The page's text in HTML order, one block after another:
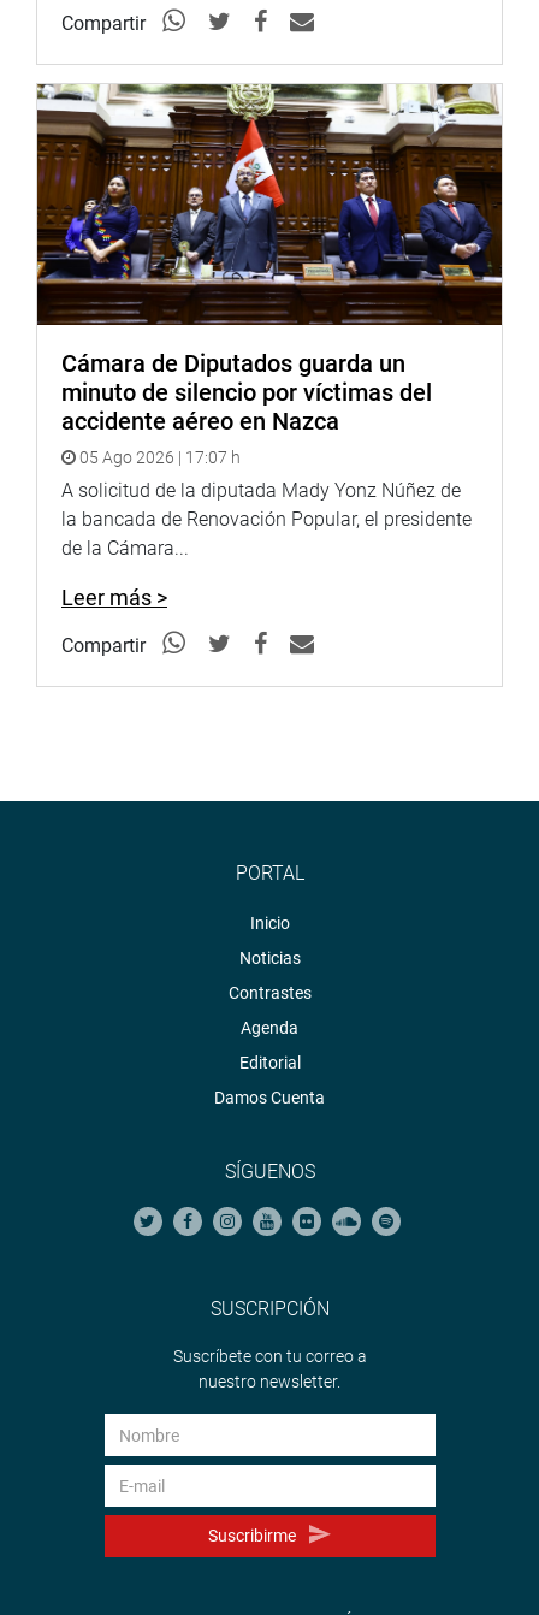
YouTube:
https://goo.gl/VBXBNk
Radio:goo.gl/hMwTg1
fotografia.congreso.gob.pe
Compartir
Cámara de Diputados guarda un
minuto de silencio por víctimas del
accidente aéreo en Nazca
05 Ago 2026 | 17:07 h
A solicitud de la diputada Mady Yonz Núñez de
la bancada de Renovación Popular, el presidente
de la Cámara...
Leer más >
Compartir
PORTAL
Inicio
Noticias
Contrastes
Agenda
Editorial
Damos Cuenta
SÍGUENOS
SUSCRIPCIÓN
Suscríbete con tu correo a
nuestro newsletter.
Suscribirme